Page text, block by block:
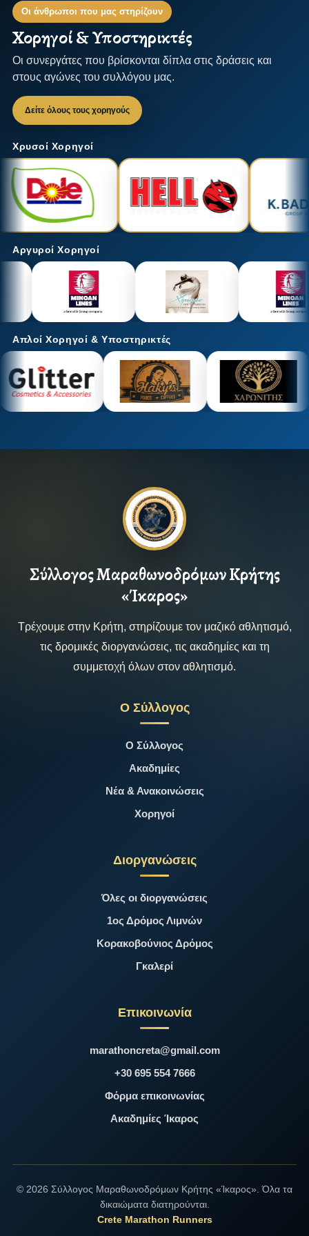
Οι άνθρωποι που μας στηρίζουν
Χορηγοί & Υποστηρικτές
Οι συνεργάτες που βρίσκονται δίπλα στις δράσεις και
στους αγώνες του συλλόγου μας.
Δείτε όλους τους χορηγούς
Χρυσοί Χορηγοί
Αργυροί Χορηγοί
Απλοί Χορηγοί & Υποστηρικτές
Σύλλογος Μαραθωνοδρόμων Κρήτης
«Ίκαρος»
Τρέχουμε στην Κρήτη, στηρίζουμε τον μαζικό αθλητισμό,
τις δρομικές διοργανώσεις, τις ακαδημίες και τη
συμμετοχή όλων στον αθλητισμό.
Ο Σύλλογος
Ο Σύλλογος
Ακαδημίες
Νέα & Ανακοινώσεις
Χορηγοί
Διοργανώσεις
Όλες οι διοργανώσεις
1ος Δρόμος Λιμνών
Κορακοβούνιος Δρόμος
Γκαλερί
Επικοινωνία
marathoncreta@gmail.com
+30 695 554 7666
Φόρμα επικοινωνίας
Ακαδημίες Ίκαρος
© 2026 Σύλλογος Μαραθωνοδρόμων Κρήτης «Ίκαρος». Όλα τα
δικαιώματα διατηρούνται.
Crete Marathon Runners